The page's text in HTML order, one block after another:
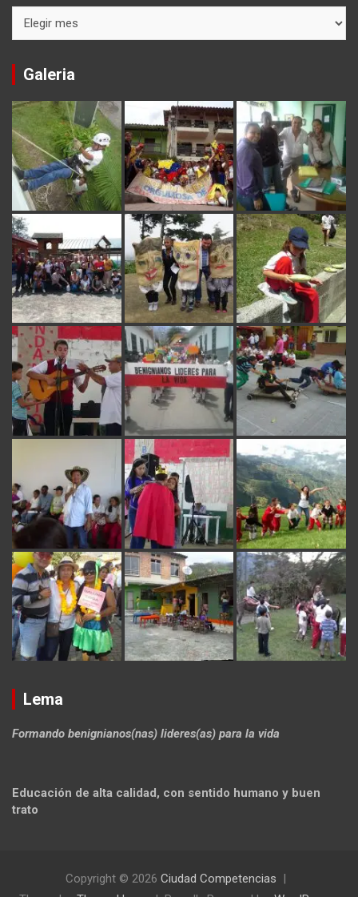
Galeria
Lema
Formando benignianos(nas) lideres(as) para la vida
Educación de alta calidad, con sentido humano y buen
trato
Copyright © 2026 Ciudad Competencias